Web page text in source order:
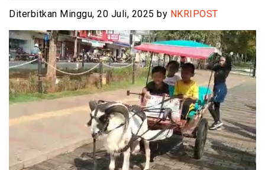
Diterbitkan Minggu, 20 Juli, 2025 by NKRIPOST